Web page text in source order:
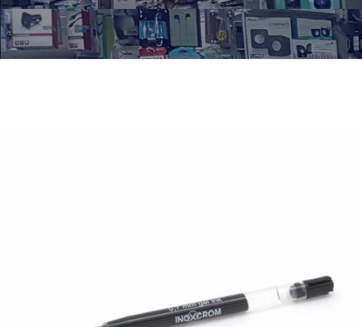
Novedades
¡Imprimir!